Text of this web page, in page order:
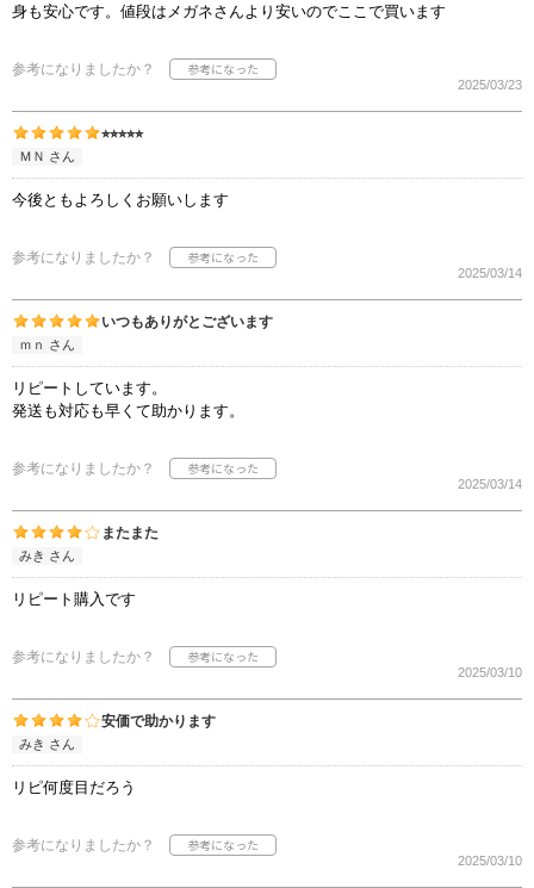
身も安心です。値段はメガネさんより安いのでここで買います
参考になりましたか？
2025/03/23
⭐︎⭐︎⭐︎⭐︎⭐︎
ＭＮ さん
今後ともよろしくお願いします
参考になりましたか？
2025/03/14
いつもありがとございます
ｍｎ さん
リピートしています。
発送も対応も早くて助かります。
参考になりましたか？
2025/03/14
またまた
みき さん
リピート購入です
参考になりましたか？
2025/03/10
安価で助かります
みき さん
リピ何度目だろう
参考になりましたか？
2025/03/10